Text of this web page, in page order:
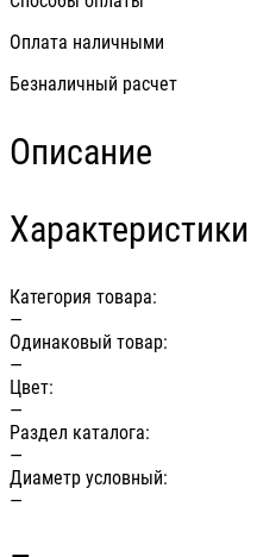
Оплата наличными
Безналичный расчет
Описание
Характеристики
Категория товара:
—
Одинаковый товар:
—
Цвет:
—
Раздел каталога:
—
Диаметр условный:
—